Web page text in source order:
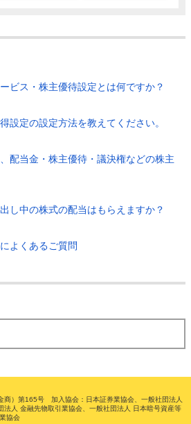
ビス・株主優待設定とは何ですか？
設定の設定方法を教えてください。
配当金・株主優待・議決権などの株主
し中の株式の配当はもらえますか？
よくあるご質問
）第165号 加入協会：日本証券業協会、一般社団法人
法人 金融先物取引業協会、一般社団法人 日本暗号資産等
協会